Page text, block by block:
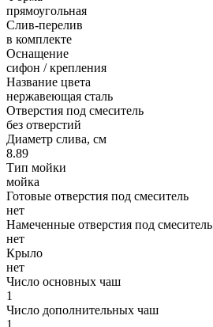
прямоугольная
Слив-перелив
в комплекте
Оснащение
сифон / крепления
Название цвета
нержавеющая сталь
Отверстия под смеситель
без отверстий
Диаметр слива, см
8.89
Тип мойки
мойка
Готовые отверстия под смеситель
нет
Намеченные отверстия под смеситель
нет
Крыло
нет
Число основных чаш
1
Число дополнительных чаш
1